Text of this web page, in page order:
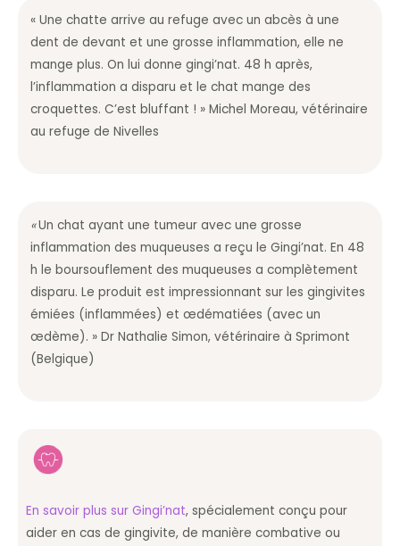
« Une chatte arrive au refuge avec un abcès à une
dent de devant et une grosse inflammation, elle ne
mange plus. On lui donne gingi’nat. 48 h après,
l’inflammation a disparu et le chat mange des
croquettes. C’est bluffant ! » Michel Moreau, vétérinaire
au refuge de Nivelles
«Un chat ayant une tumeur avec une grosse
inflammation des muqueuses a reçu le Gingi’nat. En 48
h le boursouflement des muqueuses a complètement
disparu. Le produit est impressionnant sur les gingivites
émiées (inflammées) et œdématiées (avec un
œdème). » Dr Nathalie Simon, vétérinaire à Sprimont
(Belgique)
En savoir plus sur Gingi’nat, spécialement conçu pour
aider en cas de gingivite, de manière combative ou